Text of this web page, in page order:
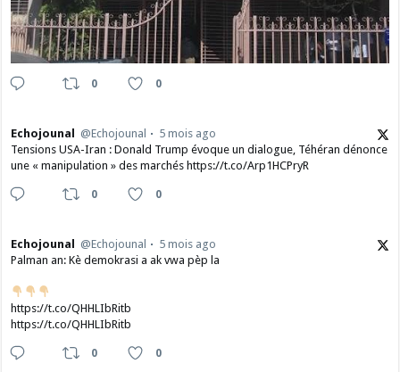
0 0
Echojounal @Echojounal
5 mois ago
Tensions USA-Iran : Donald Trump évoque un dialogue, Téhéran dénonce
une « manipulation » des marchés https://t.co/Arp1HCPryR
0 0
Echojounal @Echojounal
5 mois ago
Palman an: Kè demokrasi a ak vwa pèp la
https://t.co/QHHLIbRitb
https://t.co/QHHLIbRitb
0 0